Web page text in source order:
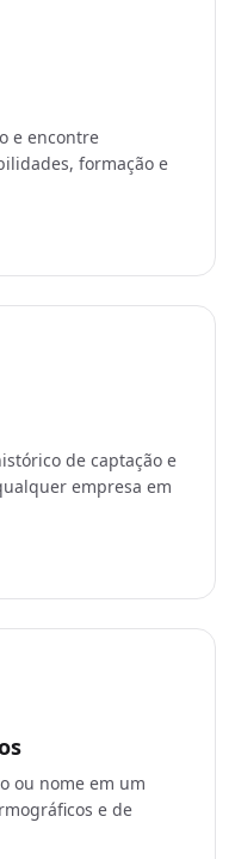
e encontre
formação e
de captação e
empresa em
ou nome em um
e de